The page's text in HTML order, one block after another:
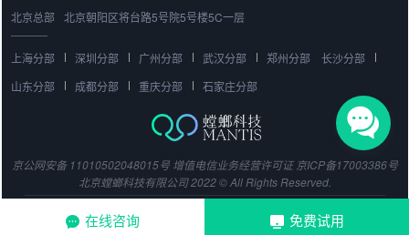
在线咨询 免费试用
北京总部 北京朝阳区将台路5号院5号楼5C一层
上海分部 深圳分部 广州分部 武汉分部 郑州分部
长沙分部
山东分部
成都分部 重庆分部 石家庄分部
京公网安备 11010502048015号 增值电信业务经营许可证 京ICP备17003386号
北京螳螂科技有限公司 2022 © All Rights Reserved.